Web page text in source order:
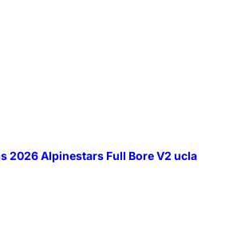
2026 Alpinestars Full Bore V2 ucla